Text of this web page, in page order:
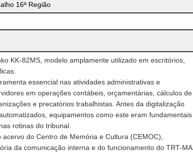
16ª Região
KK-82MS, modelo amplamente utilizado em escritórios,
essencial nas atividades administrativas e
em operações contábeis, orçamentárias, cálculos de
e precatórios trabalhistas. Antes da digitalização
equipamentos como este eram fundamentais
rotinas do tribunal.
do Centro de Memória e Cultura (CEMOC),
da comunicação interna e do funcionamento do TRT-MA.